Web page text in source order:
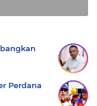
Perdana